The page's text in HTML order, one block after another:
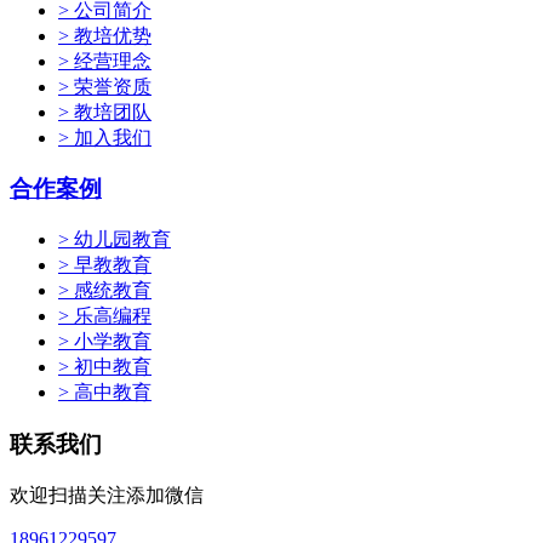
> 公司简介
> 教培优势
> 经营理念
> 荣誉资质
> 教培团队
> 加入我们
合作案例
> 幼儿园教育
> 早教教育
> 感统教育
> 乐高编程
> 小学教育
> 初中教育
> 高中教育
联系我们
欢迎扫描关注添加微信
18961229597